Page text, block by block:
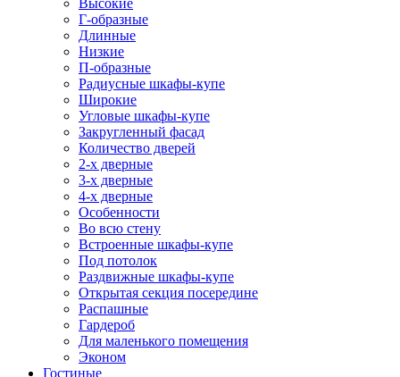
Высокие
Г-образные
Длинные
Низкие
П-образные
Радиусные шкафы-купе
Широкие
Угловые шкафы-купе
Закругленный фасад
Количество дверей
2-х дверные
3-х дверные
4-х дверные
Особенности
Во всю стену
Встроенные шкафы-купе
Под потолок
Раздвижные шкафы-купе
Открытая секция посередине
Распашные
Гардероб
Для маленького помещения
Эконом
Гостиные